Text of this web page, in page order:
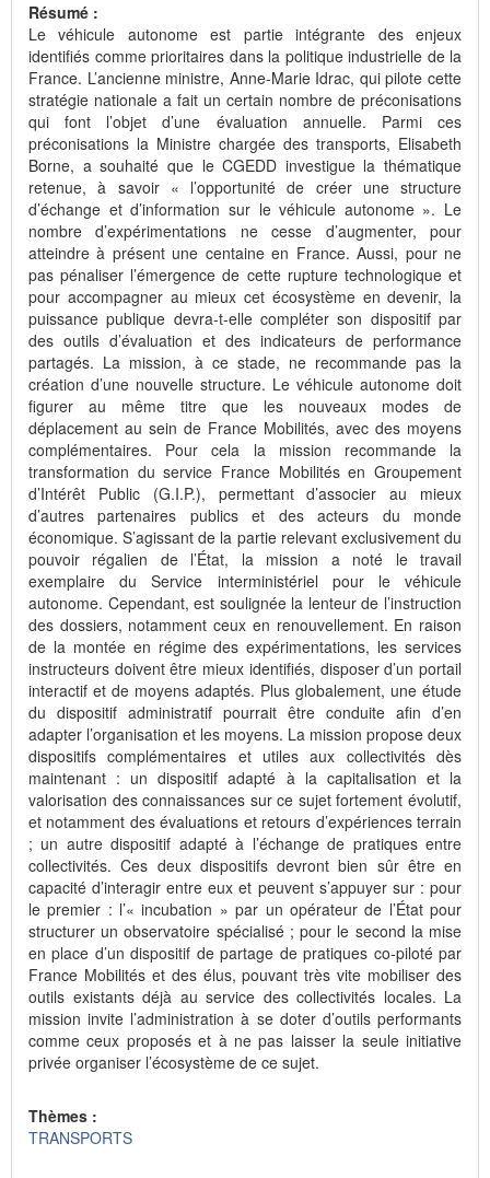
Résumé :
Le véhicule autonome est partie intégrante des enjeux
identifiés comme prioritaires dans la politique industrielle de la
France. L’ancienne ministre, Anne-Marie Idrac, qui pilote cette
stratégie nationale a fait un certain nombre de préconisations
qui font l’objet d’une évaluation annuelle. Parmi ces
préconisations la Ministre chargée des transports, Elisabeth
Borne, a souhaité que le CGEDD investigue la thématique
retenue, à savoir « l’opportunité de créer une structure
d’échange et d’information sur le véhicule autonome ». Le
nombre d’expérimentations ne cesse d’augmenter, pour
atteindre à présent une centaine en France. Aussi, pour ne
pas pénaliser l’émergence de cette rupture technologique et
pour accompagner au mieux cet écosystème en devenir, la
puissance publique devra-t-elle compléter son dispositif par
des outils d’évaluation et des indicateurs de performance
partagés. La mission, à ce stade, ne recommande pas la
création d’une nouvelle structure. Le véhicule autonome doit
figurer au même titre que les nouveaux modes de
déplacement au sein de France Mobilités, avec des moyens
complémentaires. Pour cela la mission recommande la
transformation du service France Mobilités en Groupement
d’Intérêt Public (G.I.P.), permettant d’associer au mieux
d’autres partenaires publics et des acteurs du monde
économique. S’agissant de la partie relevant exclusivement du
pouvoir régalien de l’État, la mission a noté le travail
exemplaire du Service interministériel pour le véhicule
autonome. Cependant, est soulignée la lenteur de l’instruction
des dossiers, notamment ceux en renouvellement. En raison
de la montée en régime des expérimentations, les services
instructeurs doivent être mieux identifiés, disposer d’un portail
interactif et de moyens adaptés. Plus globalement, une étude
du dispositif administratif pourrait être conduite afin d’en
adapter l’organisation et les moyens. La mission propose deux
dispositifs complémentaires et utiles aux collectivités dès
maintenant : un dispositif adapté à la capitalisation et la
valorisation des connaissances sur ce sujet fortement évolutif,
et notamment des évaluations et retours d’expériences terrain
; un autre dispositif adapté à l’échange de pratiques entre
collectivités. Ces deux dispositifs devront bien sûr être en
capacité d’interagir entre eux et peuvent s’appuyer sur : pour
le premier : l’« incubation » par un opérateur de l’État pour
structurer un observatoire spécialisé ; pour le second la mise
en place d’un dispositif de partage de pratiques co-piloté par
France Mobilités et des élus, pouvant très vite mobiliser des
outils existants déjà au service des collectivités locales. La
mission invite l’administration à se doter d’outils performants
comme ceux proposés et à ne pas laisser la seule initiative
privée organiser l’écosystème de ce sujet.
Thèmes :
TRANSPORTS